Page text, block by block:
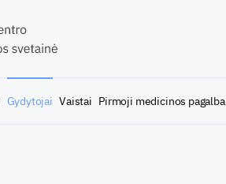
Gydytojai Vaistai Pirmoji medicinos pagalba